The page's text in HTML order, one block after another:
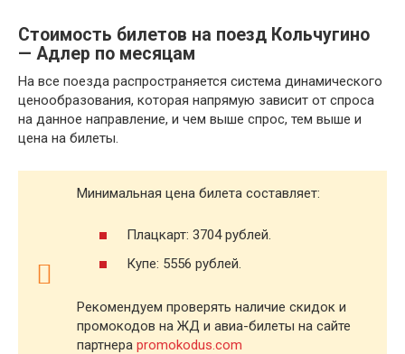
Стоимость билетов на поезд Кольчугино
— Адлер по месяцам
На все поезда распространяется система динамического
ценообразования, которая напрямую зависит от спроса
на данное направление, и чем выше спрос, тем выше и
цена на билеты.
Минимальная цена билета составляет:
Плацкарт: 3704 рублей.
Купе: 5556 рублей.
Рекомендуем проверять наличие скидок и
промокодов на ЖД и авиа-билеты на сайте
партнера promokodus.com